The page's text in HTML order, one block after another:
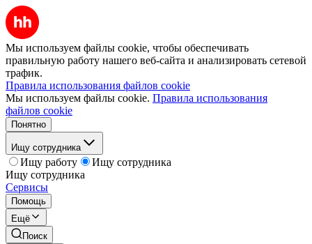
Мы используем файлы cookie, чтобы обеспечивать
правильную работу нашего веб-сайта и анализировать сетевой
трафик.
Правила использования файлов cookie
Мы используем файлы cookie. Правила использования
файлов cookie
Понятно
Ищу сотрудника
Ищу работу
Ищу сотрудника
Ищу сотрудника
Сервисы
Помощь
Ещё
Поиск